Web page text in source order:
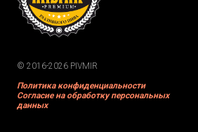
© 2016-2026 PIVMIR
Политика конфиденциальности
Согласие на обработку персональных
данных